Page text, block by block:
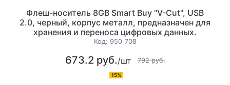
Флеш-носитель 8GB Smart Buy "V-Cut", USB
2.0, черный, корпус металл, предназначен для
хранения и переноса цифровых данных.
Код: 950_708
673.2 руб./шт 792 руб.
15%